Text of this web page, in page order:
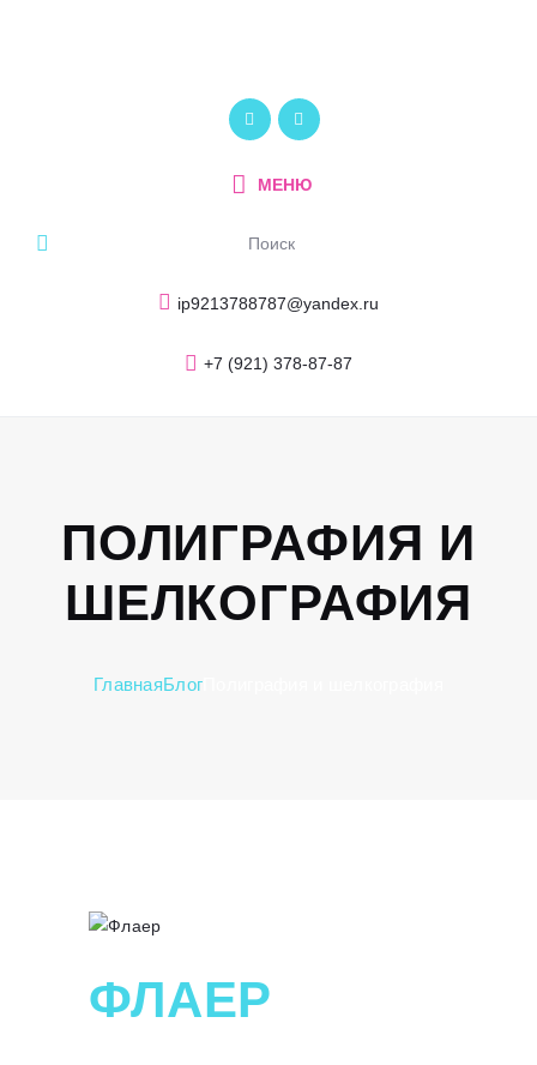
МЕНЮ
ip9213788787@yandex.ru
+7 (921) 378-87-87
ПОЛИГРАФИЯ И
ШЕЛКОГРАФИЯ
ГлавнаяБлог
ПОЛИКОМ
Рекламно-производственный центр
Услуги и продукция
ФЛАЕР